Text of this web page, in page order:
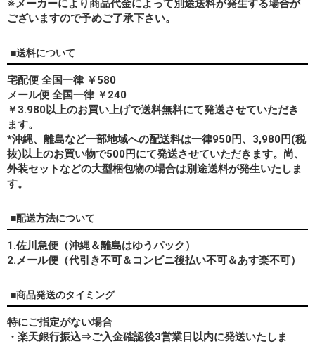
※メーカーにより商品代金によって別途送料が発生する場合が
ございますので予めご了承下さい。
■送料について
宅配便 全国一律 ￥580
メール便 全国一律 ￥240
￥3.980以上のお買い上げで送料無料にて発送させていただき
ます。
*沖縄、離島など一部地域への配送料は一律950円、3,980円(税
抜)以上のお買い物で500円にて発送させていただきます。尚、
外装セットなどの大型梱包物の場合は別途送料が発生いたしま
す。
■配送方法について
1.佐川急便（沖縄＆離島はゆうパック）
2.メール便（代引き不可＆コンビニ後払い不可＆あす楽不可）
■商品発送のタイミング
特にご指定がない場合
・楽天銀行振込⇒ご入金確認後3営業日以内に発送いたしま